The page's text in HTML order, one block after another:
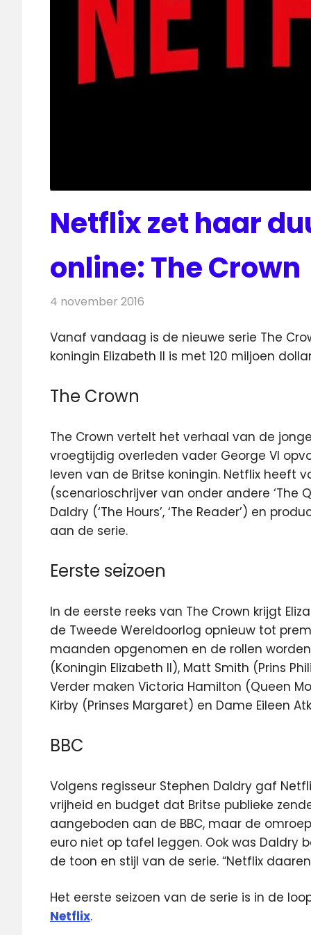
Netflix zet haar
online: The Crown
4 november 2016
Vanaf vandaag is de nieuwe serie The
koningin Elizabeth II is met 120 miljoen
The Crown
The Crown vertelt het verhaal van de
vroegtijdig overleden vader George VI
leven van de Britse koningin. Netflix heeft
(scenarioschrijver van onder andere ‘The
Daldry (‘The Hours’, ‘The Reader’) en
aan de serie.
Eerste seizoen
In de eerste reeks van The Crown krijgt
de Tweede Wereldoorlog opnieuw tot
maanden opgenomen en de rollen
(Koningin Elizabeth II), Matt Smith (Prins
Verder maken Victoria Hamilton (Queen
Kirby (Prinses Margaret) en Dame Eileen
BBC
Volgens regisseur Stephen Daldry gaf
vrijheid en budget dat Britse publieke
aangeboden aan de BBC, maar de
euro niet op tafel leggen. Ook was Daldry
de toon en stijl van de serie. “Netflix
Het eerste seizoen van de serie is in de
Netflix.